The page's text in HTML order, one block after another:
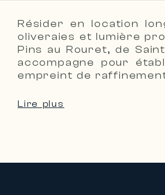
d’exception dans
Sur la Côte
• Villas de luxe
• Propriétés
• Résidences
Résider en location
oliveraies et lumière
Pins au Rouret, de
accompagne pour
empreint de
Lire plus